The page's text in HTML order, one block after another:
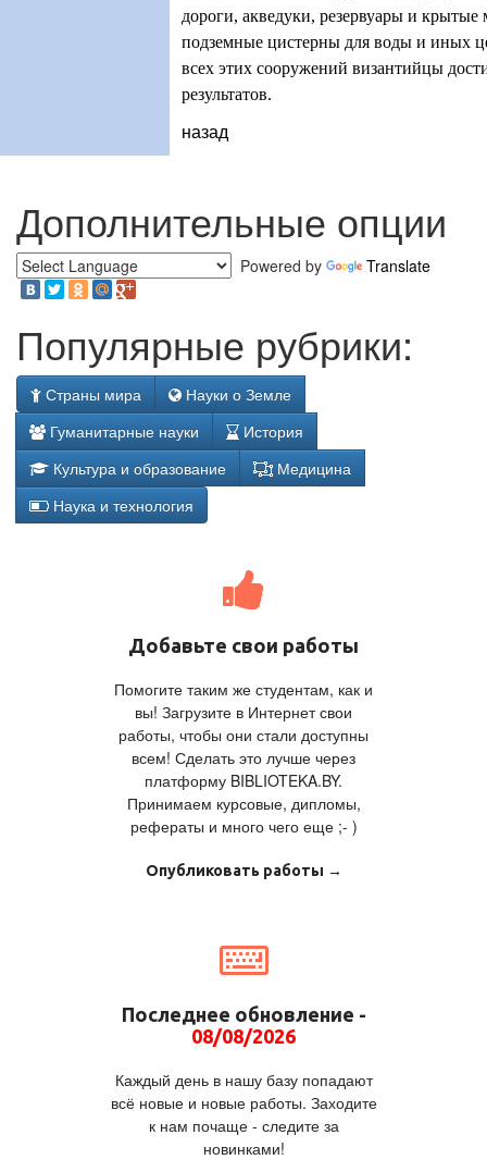
дороги, акведуки, резервуары и крытые
подземные цистерны для воды и иных
всех этих сооружений византийцы
результатов.
назад
Дополнительные опции
Powered by Translate
Популярные рубрики:
Страны мира
Науки о Земле
Гуманитарные науки
История
Культура и образование
Медицина
Наука и технология
Добавьте свои работы
Помогите таким же студентам, как и
вы! Загрузите в Интернет свои
работы, чтобы они стали доступны
всем! Сделать это лучше через
платформу BIBLIOTEKA.BY.
Принимаем курсовые, дипломы,
рефераты и много чего еще ;- )
Опубликовать работы →
Последнее обновление -
08/08/2026
Каждый день в нашу базу попадают
всё новые и новые работы. Заходите
к нам почаще - следите за
новинками!